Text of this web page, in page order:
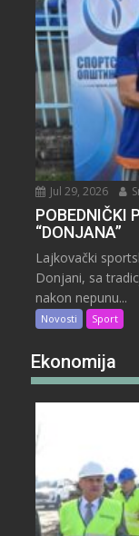
Jul 29, 2026
POBEDNIČKI
“DONJANA”
Lajkovački
Donjani, sa
nakon nepunu...
Novosti Sport
Ekonomija